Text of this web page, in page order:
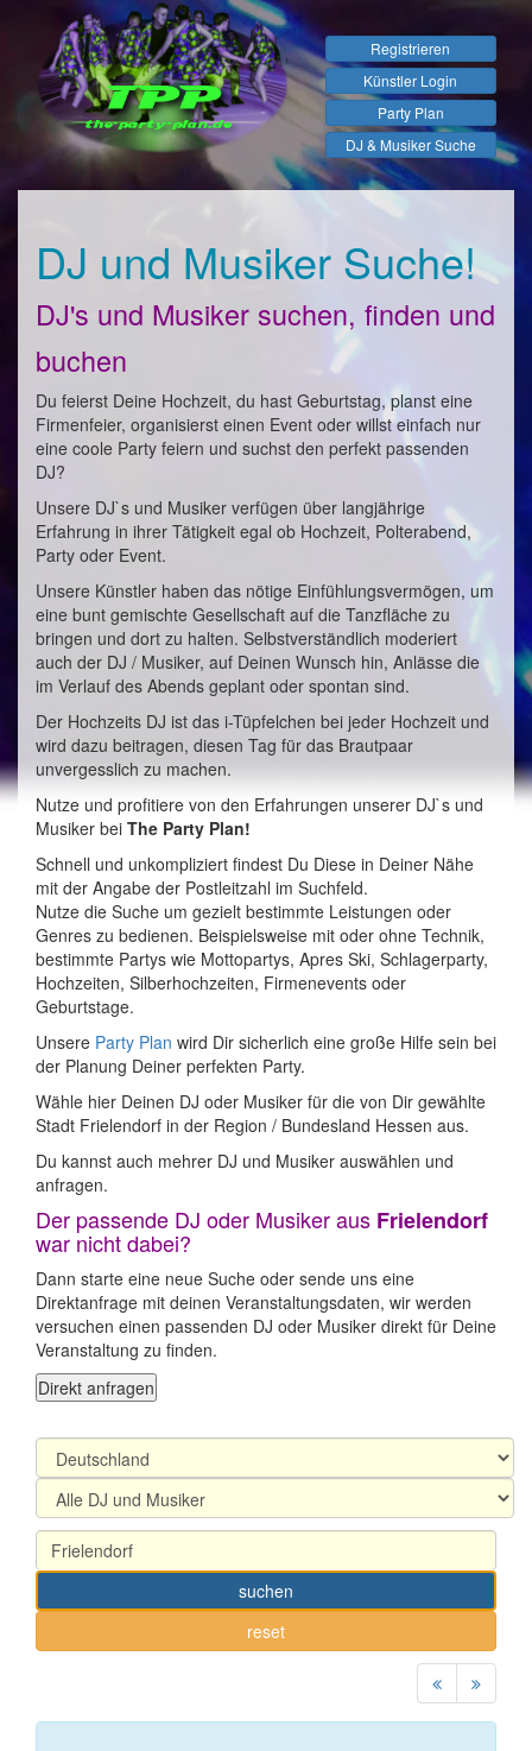
Registrieren
Künstler Login
Party Plan
DJ & Musiker Suche
DJ und Musiker Suche!
DJ's und Musiker suchen, finden und
buchen
Du feierst Deine Hochzeit, du hast Geburtstag, planst eine
Firmenfeier, organisierst einen Event oder willst einfach nur
eine coole Party feiern und suchst den perfekt passenden
DJ?
Unsere DJ`s und Musiker verfügen über langjährige
Erfahrung in ihrer Tätigkeit egal ob Hochzeit, Polterabend,
Party oder Event.
Unsere Künstler haben das nötige Einfühlungsvermögen, um
eine bunt gemischte Gesellschaft auf die Tanzfläche zu
bringen und dort zu halten. Selbstverständlich moderiert
auch der DJ / Musiker, auf Deinen Wunsch hin, Anlässe die
im Verlauf des Abends geplant oder spontan sind.
Der Hochzeits DJ ist das i-Tüpfelchen bei jeder Hochzeit und
wird dazu beitragen, diesen Tag für das Brautpaar
unvergesslich zu machen.
Nutze und profitiere von den Erfahrungen unserer DJ`s und
Musiker bei The Party Plan!
Schnell und unkompliziert findest Du Diese in Deiner Nähe
mit der Angabe der Postleitzahl im Suchfeld.
Nutze die Suche um gezielt bestimmte Leistungen oder
Genres zu bedienen. Beispielsweise mit oder ohne Technik,
bestimmte Partys wie Mottopartys, Apres Ski, Schlagerparty,
Hochzeiten, Silberhochzeiten, Firmenevents oder
Geburtstage.
Unsere Party Plan wird Dir sicherlich eine große Hilfe sein bei
der Planung Deiner perfekten Party.
Wähle hier Deinen DJ oder Musiker für die von Dir gewählte
Stadt Frielendorf in der Region / Bundesland Hessen aus.
Du kannst auch mehrer DJ und Musiker auswählen und
anfragen.
Der passende DJ oder Musiker aus Frielendorf
war nicht dabei?
Dann starte eine neue Suche oder sende uns eine
Direktanfrage mit deinen Veranstaltungsdaten, wir werden
versuchen einen passenden DJ oder Musiker direkt für Deine
Veranstaltung zu finden.
Direkt anfragen
suchen
reset